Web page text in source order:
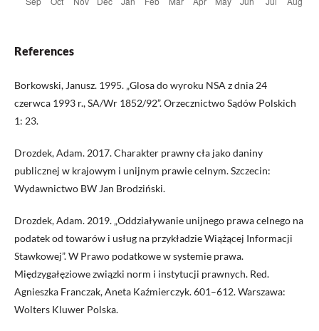
References
Borkowski, Janusz. 1995. „Glosa do wyroku NSA z dnia 24
czerwca 1993 r., SA/Wr 1852/92”. Orzecznictwo Sądów Polskich
1: 23.
Drozdek, Adam. 2017. Charakter prawny cła jako daniny
publicznej w krajowym i unijnym prawie celnym. Szczecin:
Wydawnictwo BW Jan Brodziński.
Drozdek, Adam. 2019. „Oddziaływanie unijnego prawa celnego na
podatek od towarów i usług na przykładzie Wiążącej Informacji
Stawkowej”. W Prawo podatkowe w systemie prawa.
Międzygałęziowe związki norm i instytucji prawnych. Red.
Agnieszka Franczak, Aneta Kaźmierczyk. 601–612. Warszawa:
Wolters Kluwer Polska.